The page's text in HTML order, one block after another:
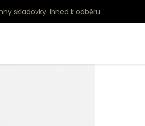
skladovky. Ihned k odběru.